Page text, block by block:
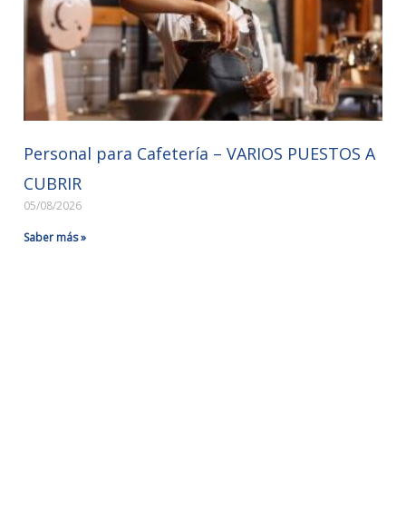
Personal para Cafetería – VARIOS PUESTOS A
CUBRIR
05/08/2026
Saber más »